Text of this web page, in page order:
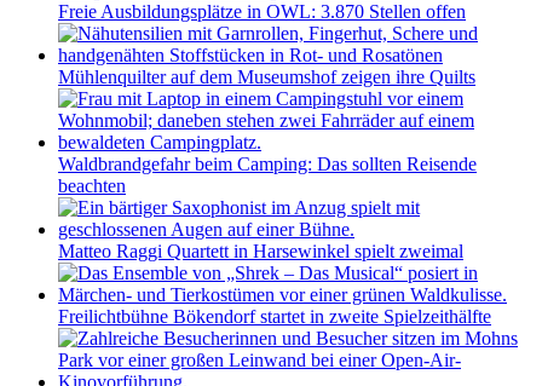
Freie Ausbildungsplätze in OWL: 3.870 Stellen offen
Mühlenquilter auf dem Museumshof zeigen ihre Quilts
Waldbrandgefahr beim Camping: Das sollten Reisende
beachten
Matteo Raggi Quartett in Harsewinkel spielt zweimal
Freilichtbühne Bökendorf startet in zweite Spielzeithälfte